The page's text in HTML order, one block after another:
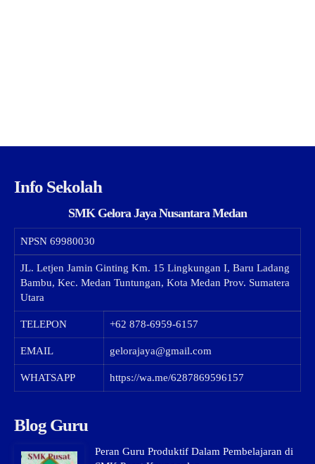
Info Sekolah
SMK Gelora Jaya Nusantara Medan
NPSN 69980030
JL. Letjen Jamin Ginting Km. 15 Lingkungan I, Baru Ladang
Bambu, Kec. Medan Tuntungan, Kota Medan Prov. Sumatera
Utara
TELEPON +62 878-6959-6157
EMAIL gelorajaya@gmail.com
WHATSAPP https://wa.me/6287869596157
Blog Guru
Peran Guru Produktif Dalam Pembelajaran di